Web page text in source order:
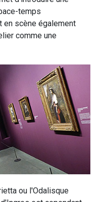
temps
en scène également
comme une
ou l'Odalisque